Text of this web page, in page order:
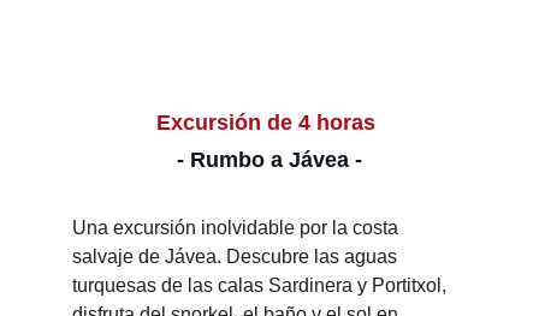
Excursión de 4 horas
- Rumbo a Jávea -
Una excursión inolvidable por la costa
salvaje de Jávea. Descubre las aguas
turquesas de las calas Sardinera y Portitxol,